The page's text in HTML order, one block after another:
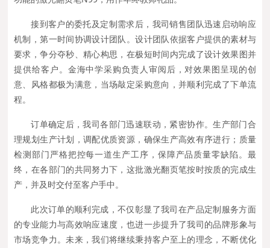
接到客户的委托及定制需求后，我司销售团队迅速启动响应
机制，第一时间协调设计团队。设计团队依据客户提供的素材与
要求，争分夺秒、精心构思，在极短时间内完成了设计效果图并
提供给客户。金海中学采购负责人审阅后，对效果图呈现的创
意、风格都极为满意，当场敲定采购意向，并顺利完成了下单流
程。
订单确定后，我司各部门迅速联动，紧密协作。生产部门合
理规划生产计划，调配优质资源，确保生产高效有序进行；质量
检测部门严格把控每一道生产工序，保障产品质量零缺陷。最
终，在各部门的共同努力下，这批激光翻页笔按时按质的完成生
产，并及时交付至客户手中。
此次订单的顺利完成，不仅彰显了我司在产品定制服务方面
的专业能力与高效响应速度，也进一步提升了我司的品牌形象与
市场竞争力。未来，我们将继续秉持客户至上的理念，不断优化